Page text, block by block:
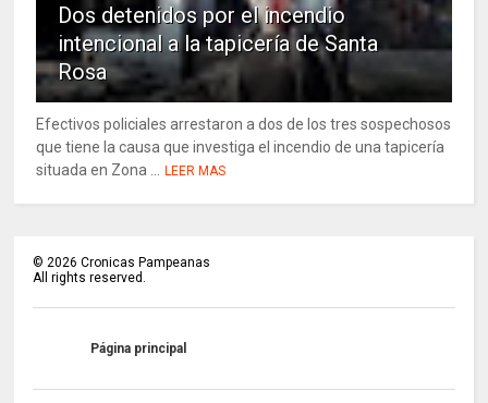
Dos detenidos por el incendio
intencional a la tapicería de Santa
Rosa
Efectivos policiales arrestaron a dos de los tres sospechosos
que tiene la causa que investiga el incendio de una tapicería
situada en Zona ...
LEER MAS
© 2026 Cronicas Pampeanas
All rights reserved.
Página principal